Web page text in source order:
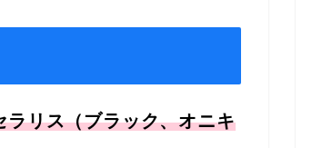
ラリス（ブラック、オニキ